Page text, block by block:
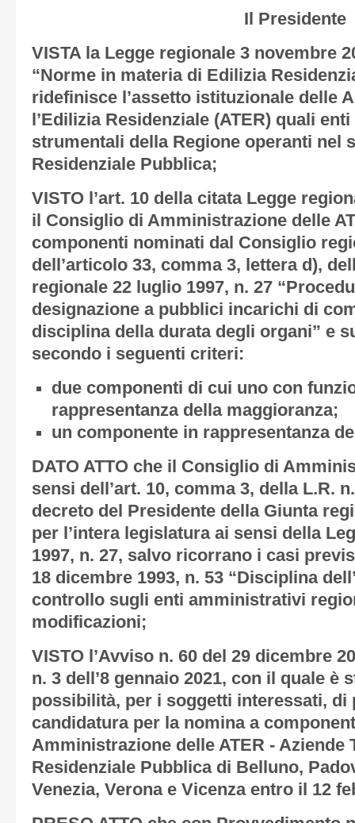
Il Presidente
VISTA la Legge regionale 3 novembre
“Norme in materia di Edilizia
ridefinisce l’assetto istituzionale delle
l’Edilizia Residenziale (ATER) quali
strumentali della Regione operanti nel
Residenziale Pubblica;
VISTO l’art. 10 della citata Legge
il Consiglio di Amministrazione delle
componenti nominati dal Consiglio
dell’articolo 33, comma 3, lettera d),
regionale 22 luglio 1997, n. 27
designazione a pubblici incarichi di
disciplina della durata degli organi” e
secondo i seguenti criteri:
due componenti di cui uno con
rappresentanza della maggioranza;
un componente in rappresentanza
DATO ATTO che il Consiglio di
sensi dell’art. 10, comma 3, della L.R.
decreto del Presidente della Giunta
per l’intera legislatura ai sensi della
1997, n. 27, salvo ricorrano i casi
18 dicembre 1993, n. 53 “Disciplina
controllo sugli enti amministrativi
modificazioni;
VISTO l’Avviso n. 60 del 29 dicembre
n. 3 dell’8 gennaio 2021, con il quale è
possibilità, per i soggetti interessati, di
candidatura per la nomina a
Amministrazione delle ATER -
Residenziale Pubblica di Belluno,
Venezia, Verona e Vicenza entro il 12